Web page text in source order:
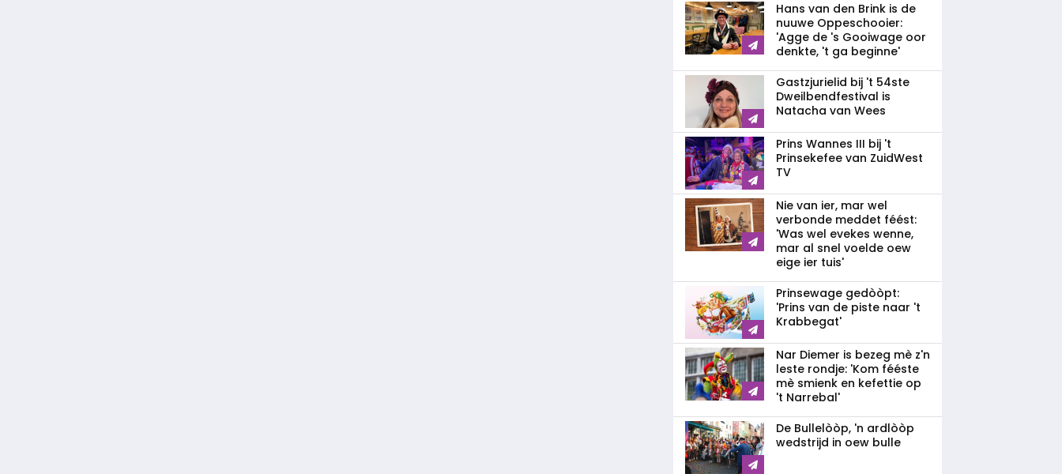
Hans van den Brink is de
nuuwe Oppeschooier:
'Agge de 's Gooiwage oor
denkte, 't ga beginne'
Gastzjurielid bij 't 54ste
Dweilbendfestival is
Natacha van Wees
Prins Wannes III bij 't
Prinsekefee van ZuidWest
TV
Nie van ier, mar wel
verbonde meddet féést:
'Was wel evekes wenne,
mar al snel voelde oew
eige ier tuis'
Prinsewage gedòòpt:
'Prins van de piste naar 't
Krabbegat'
Nar Diemer is bezeg mè z'n
leste rondje: 'Kom fééste
mè smienk en kefettie op
't Narrebal'
De Bullelòòp, 'n ardlòòp
wedstrijd in oew bulle